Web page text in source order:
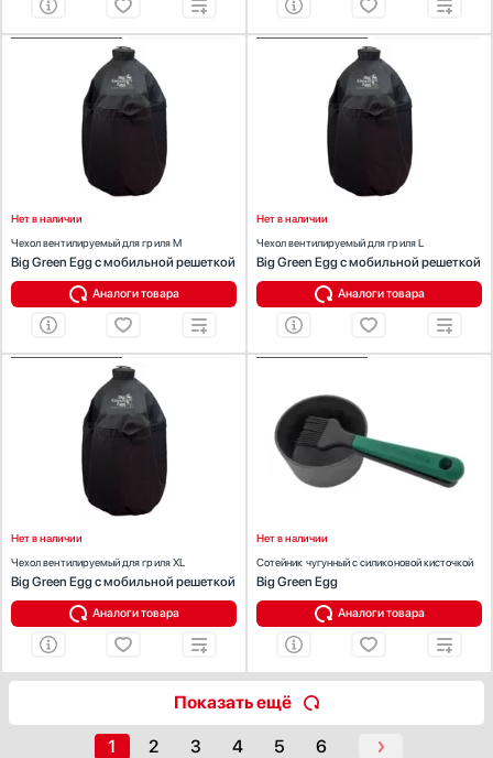
ХАРАКТЕРИСТИКИ
Предназначение:
Нет в наличии
Чехол вентилируемый для гриля M
Big Green Egg с мобильной решеткой
Аналоги товара
ХАРАКТЕРИСТИКИ
Предназначение:
Нет в наличии
Чехол вентилируемый для гриля L
Big Green Egg с мобильной решеткой
Аналоги товара
ХАРАКТЕРИСТИКИ
Предназначение:
Нет в наличии
Чехол вентилируемый для гриля XL
Big Green Egg с мобильной решеткой
Аналоги товара
Предназначение:
Нет в наличии
Сотейник чугунный с силиконовой кисточкой
Big Green Egg
Аналоги товара
Показать ещё
1 2 3 4 5 6